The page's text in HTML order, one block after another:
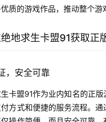
质的游戏作品，推动整个游
地求生卡盟91获取正
，安全可靠
卡盟91作为业内知名的正
方式和便捷的服务流程。